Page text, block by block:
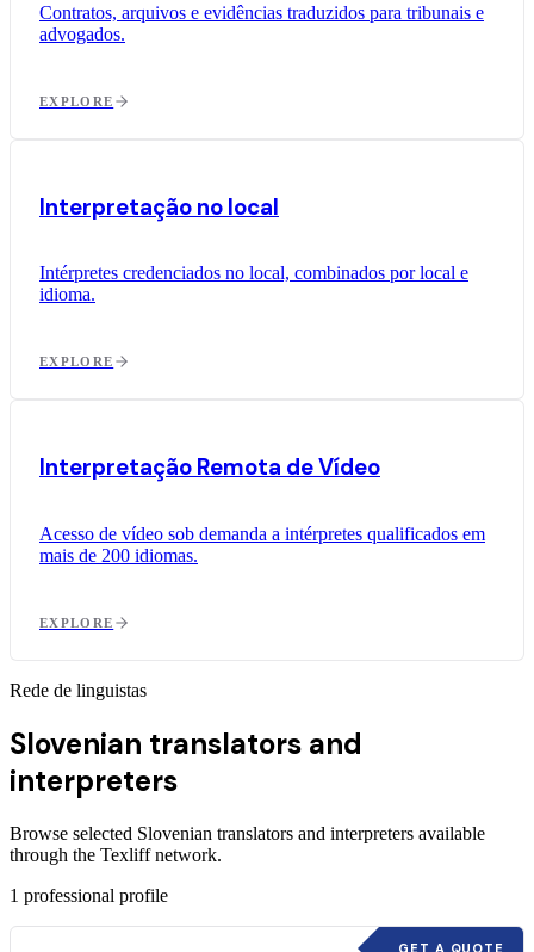
Contratos, arquivos e evidências traduzidos para tribunais e
advogados.
EXPLORE
Interpretação no local
Intérpretes credenciados no local, combinados por local e
idioma.
EXPLORE
Interpretação Remota de Vídeo
Acesso de vídeo sob demanda a intérpretes qualificados em
mais de 200 idiomas.
EXPLORE
Rede de linguistas
Slovenian translators and
interpreters
Browse selected Slovenian translators and interpreters available
through the Texliff network.
1 professional profile
GET A QUOTE